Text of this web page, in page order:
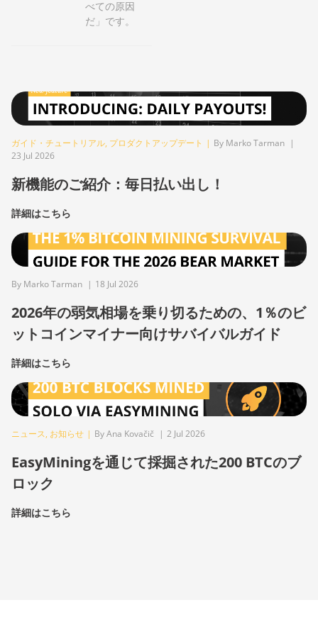
べての原因
だ」です。
ガイド・チュートリアル, プロダクトアップデート | By Marko Tarman |
23 Jul 2026
新機能のご紹介：毎日払い出し！
詳細はこちら
By Marko Tarman | 18 Jul 2026
2026年の弱気相場を乗り切るための、1％のビ
ットコインマイナー向けサバイバルガイド
詳細はこちら
ニュース, お知らせ | By Ana Kovačič | 2 Jul 2026
EasyMiningを通じて採掘された200 BTCのブ
ロック
詳細はこちら